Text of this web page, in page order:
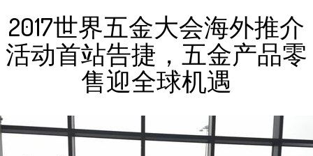
2017世界五金大会海外推介
活动首站告捷，五金产品零
售迎全球机遇